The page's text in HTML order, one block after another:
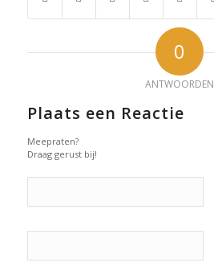
0
ANTWOORDEN
Plaats een Reactie
Meepraten?
Draag gerust bij!